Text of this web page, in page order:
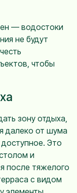
— водостоки
не будут
чтобы
зону отдыха,
далеко от шума
Это
и
после тяжелого
с видом